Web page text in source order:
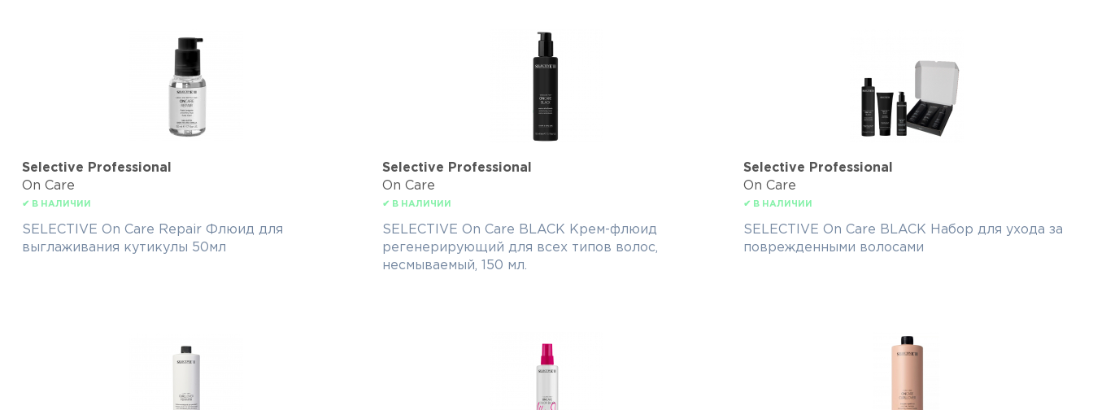
Selective Professional
On Care
✔ В НАЛИЧИИ
SELECTIVE On Care Repair Флюид для
выглаживания кутикулы 50мл
Selective Professional
On Care
✔ В НАЛИЧИИ
SELECTIVE On Care BLACK Крем-флюид
регенерирующий для всех типов волос,
несмываемый, 150 мл.
Selective Professional
On Care
✔ В НАЛИЧИИ
SELECTIVE On Care BLACK Набор для ухода за
поврежденными волосами